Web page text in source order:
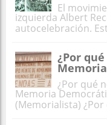
El
izquierda Albert
autocelebración.
¿Por
¿Por qué
Memoria
(Memorialista) ¿Por